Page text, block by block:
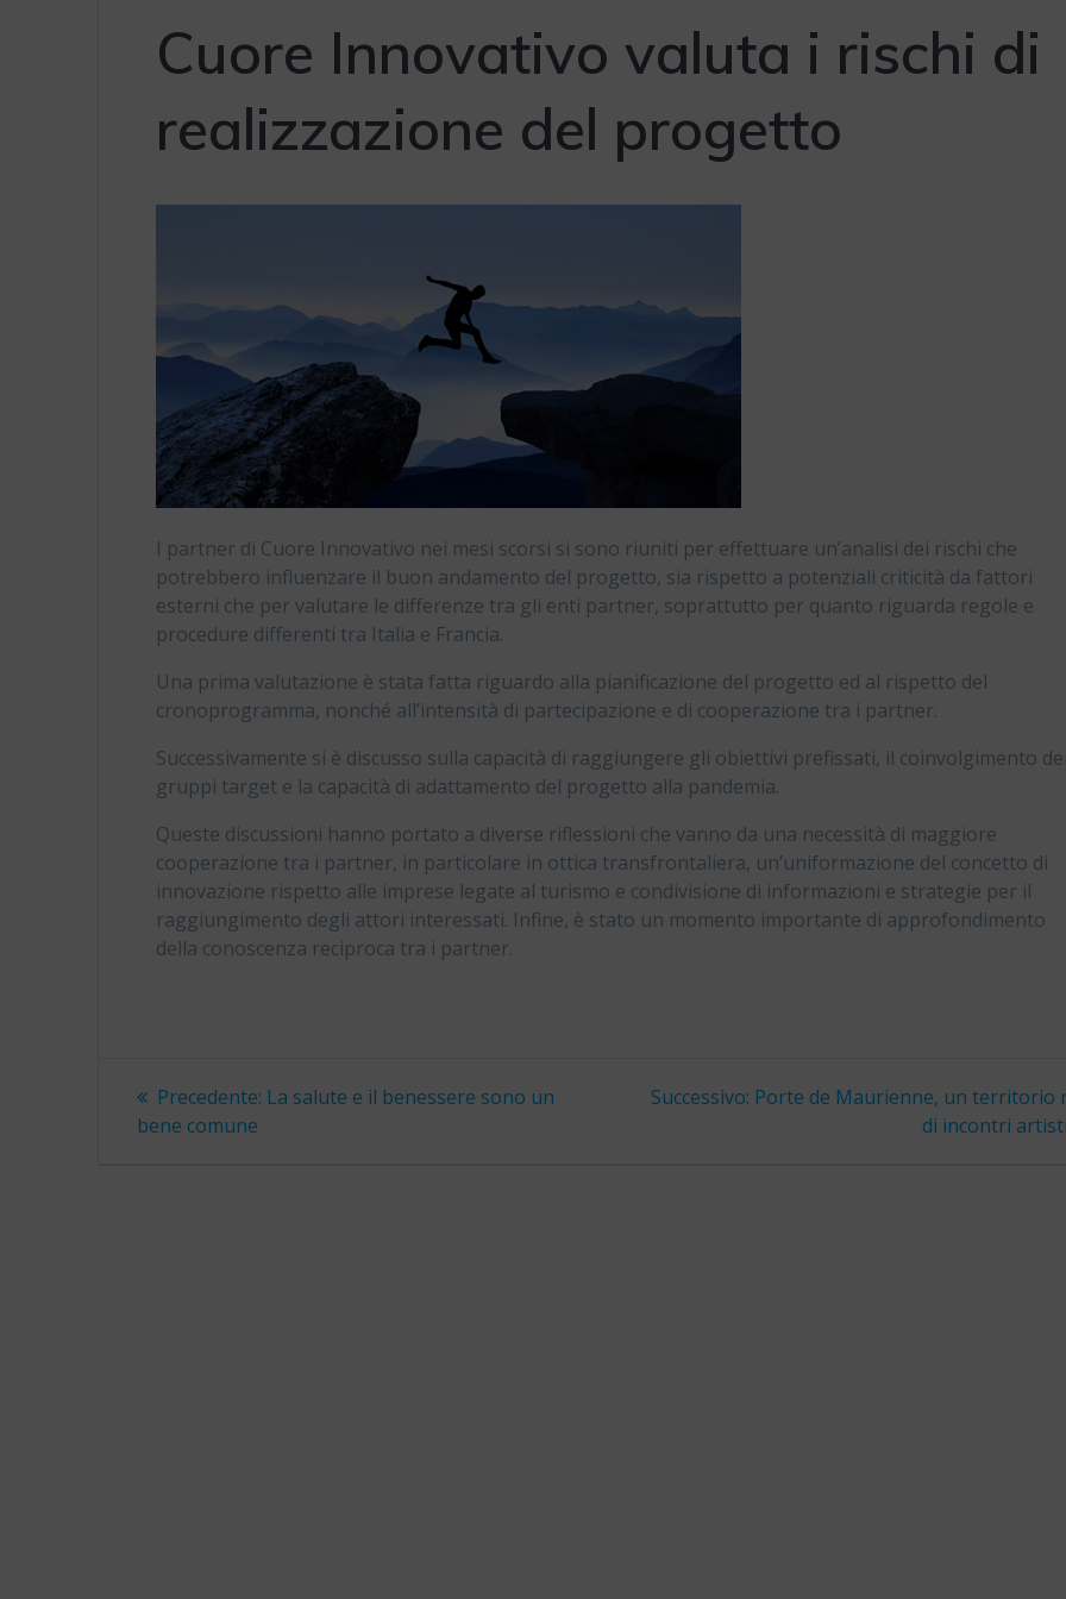
Cuore Innovativo valuta i rischi di
realizzazione del progetto
I partner di Cuore Innovativo nei mesi scorsi si sono riuniti per effettuare un’analisi dei rischi che
potrebbero influenzare il buon andamento del progetto, sia rispetto a potenziali criticità da fattori
esterni che per valutare le differenze tra gli enti partner, soprattutto per quanto riguarda regole e
procedure differenti tra Italia e Francia.
Una prima valutazione è stata fatta riguardo alla pianificazione del progetto ed al rispetto del
cronoprogramma, nonché all’intensità di partecipazione e di cooperazione tra i partner.
Successivamente si è discusso sulla capacità di raggiungere gli obiettivi prefissati, il coinvolgimento
gruppi target e la capacità di adattamento del progetto alla pandemia.
Queste discussioni hanno portato a diverse riflessioni che vanno da una necessità di maggiore
cooperazione tra i partner, in particolare in ottica transfrontaliera, un’uniformazione del concetto di
innovazione rispetto alle imprese legate al turismo e condivisione di informazioni e strategie per il
raggiungimento degli attori interessati. Infine, è stato un momento importante di approfondimento
della conoscenza reciproca tra i partner.
Navigazione
articoli
Precedente: Articolo
La salute e il benessere sono un
bene comune
Successivo: Articolo
Porte de Maurienne, un territorio
di incontri